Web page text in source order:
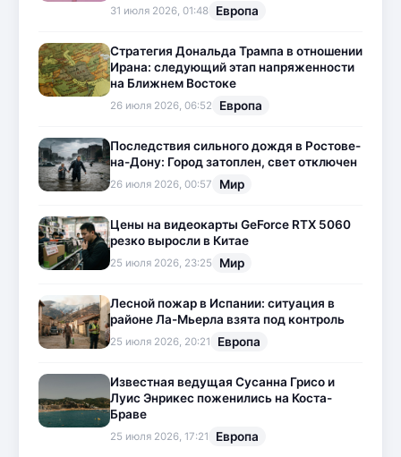
31 июля 2026, 01:48 Европа
Стратегия Дональда Трампа в отношении
Ирана: следующий этап напряженности
на Ближнем Востоке
26 июля 2026, 06:52 Европа
Последствия сильного дождя в Ростове-
на-Дону: Город затоплен, свет отключен
26 июля 2026, 00:57 Мир
Цены на видеокарты GeForce RTX 5060
резко выросли в Китае
25 июля 2026, 23:25 Мир
Лесной пожар в Испании: ситуация в
районе Ла-Мьерла взята под контроль
25 июля 2026, 20:21 Европа
Известная ведущая Сусанна Грисо и
Луис Энрикес поженились на Коста-
Браве
25 июля 2026, 17:21 Европа